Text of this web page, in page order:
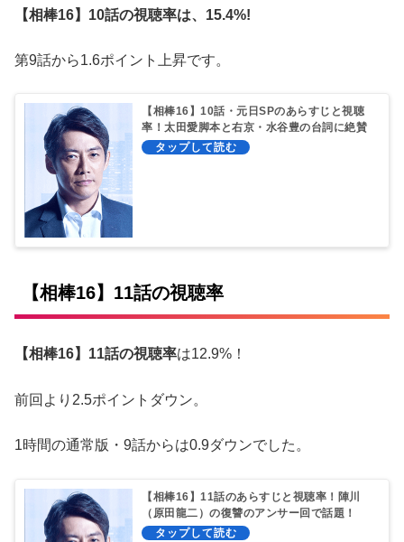
【相棒16】10話の視聴率は、15.4%!
第9話から1.6ポイント上昇です。
【相棒16】10話・元日SPのあらすじと視聴
率！太田愛脚本と右京・水谷豊の台詞に絶賛
の嵐
【相棒16】11話の視聴率
【相棒16】11話の視聴率は12.9%！
前回より2.5ポイントダウン。
1時間の通常版・9話からは0.9ダウンでした。
【相棒16】11話のあらすじと視聴率！陣川
（原田龍二）の復讐のアンサー回で話題！